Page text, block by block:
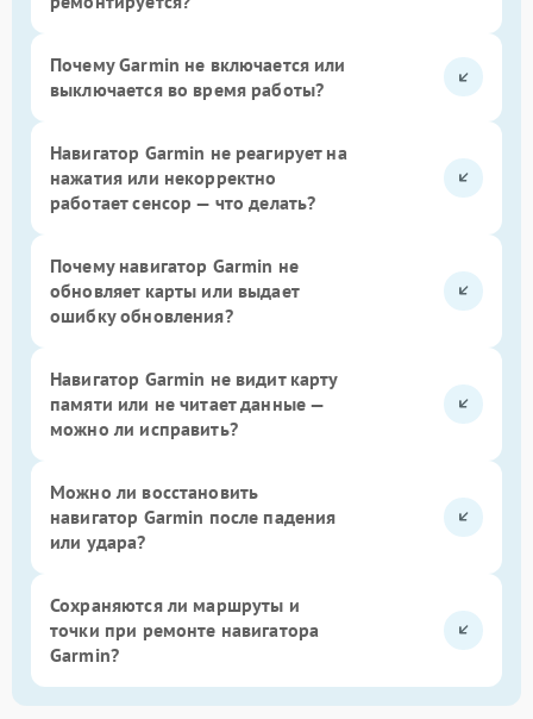
Почему Garmin не включается или
выключается во время работы?
Навигатор Garmin не реагирует на
нажатия или некорректно
работает сенсор — что делать?
Почему навигатор Garmin не
обновляет карты или выдает
ошибку обновления?
Навигатор Garmin не видит карту
памяти или не читает данные —
можно ли исправить?
Можно ли восстановить
навигатор Garmin после падения
или удара?
Сохраняются ли маршруты и
точки при ремонте навигатора
Garmin?